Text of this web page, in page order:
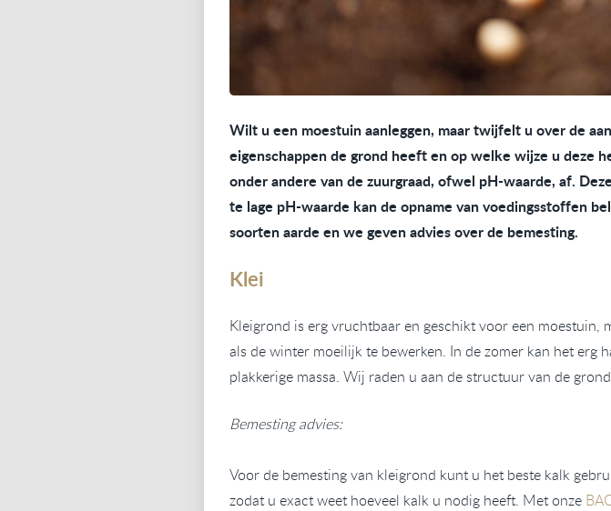
Wilt u een moestuin aanleggen, maar twijfelt u over de
eigenschappen de grond heeft en op welke wijze u deze
onder andere van de zuurgraad, ofwel pH-waarde, af.
te lage pH-waarde kan de opname van voedingsstoffen
soorten aarde en we geven advies over de bemesting.
Klei
Kleigrond is erg vruchtbaar en geschikt voor een moestuin,
als de winter moeilijk te bewerken. In de zomer kan het
plakkerige massa. Wij raden u aan de structuur van de
Bemesting advies:
Voor de bemesting van kleigrond kunt u het beste kalk
zodat u exact weet hoeveel kalk u nodig heeft. Met onze